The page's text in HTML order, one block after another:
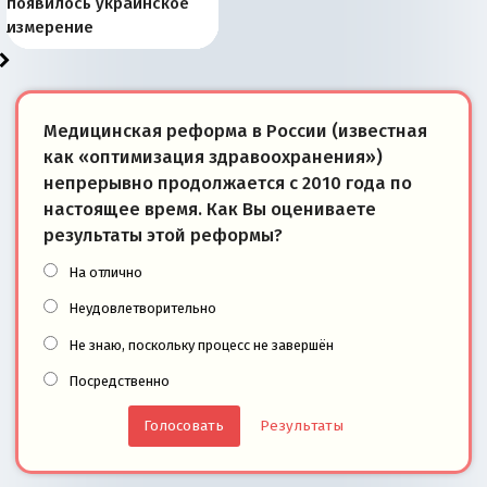
«переобувании» хозяев
суверенной экономике
Анкориджа
внутренней политике
отношениям с Россией?
Южной Осетии
измерение
Медицинская реформа в России (известная
как «оптимизация здравоохранения»)
непрерывно продолжается с 2010 года по
настоящее время. Как Вы оцениваете
результаты этой реформы?
На отлично
Неудовлетворительно
Не знаю, поскольку процесс не завершён
Посредственно
Результаты